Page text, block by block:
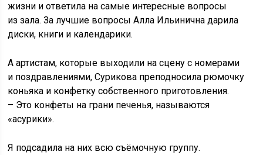
жизни и ответила на самые интересные вопросы
из зала. За лучшие вопросы Алла Ильинична дарила
диски, книги и календарики.
А артистам, которые выходили на сцену с номерами
и поздравлениями, Сурикова преподносила рюмочку
коньяка и конфетку собственного приготовления.
– Это конфеты на грани печенья, называются
«асурики».
Я подсадила на них всю съёмочную группу.